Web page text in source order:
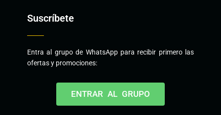
Suscríbete
Entra al grupo de WhatsApp para recibir primero las
ofertas y promociones:
ENTRAR AL GRUPO